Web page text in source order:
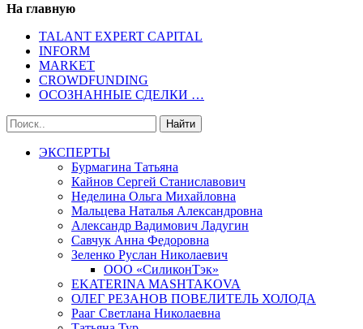
На главную
TALANT EXPERT CAPITAL
INFORM
MARKET
CROWDFUNDING
ОСОЗНАННЫЕ СДЕЛКИ …
ЭКСПЕРТЫ
Бурмагина Татьяна
Кайнов Сергей Станиславович
Неделина Ольга Михайловна
Мальцева Наталья Александровна
Александр Вадимович Ладугин
Савчук Анна Федоровна
Зеленко Руслан Николаевич
ООО «СиликонТэк»
EKATERINA MASHTAKOVA
ОЛЕГ РЕЗАНОВ ПОВЕЛИТЕЛЬ ХОЛОДА
Рааг Светлана Николаевна